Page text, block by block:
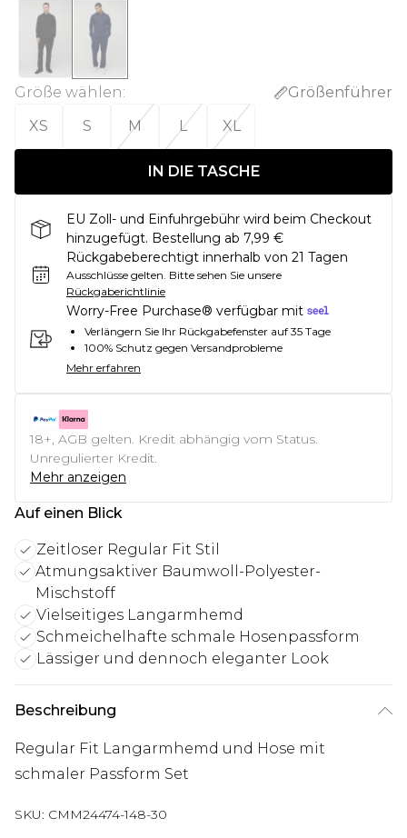
Größe wählen:
Größenführer
XS
S M L XL
IN DIE TASCHE
EU Zoll- und Einfuhrgebühr wird beim Checkout
hinzugefügt. Bestellung ab 7,99 €
Rückgabeberechtigt innerhalb von 21 Tagen
Ausschlüsse gelten. Bitte sehen Sie unsere
Rückgaberichtlinie
Worry-Free Purchase® verfügbar mit
Verlängern Sie Ihr Rückgabefenster auf 35 Tage
100% Schutz gegen Versandprobleme
Mehr erfahren
18+, AGB gelten. Kredit abhängig vom Status.
Unregulierter Kredit.
Mehr anzeigen
Auf einen Blick
Zeitloser Regular Fit Stil
Atmungsaktiver Baumwoll-Polyester-
Mischstoff
Vielseitiges Langarmhemd
Schmeichelhafte schmale Hosenpassform
Lässiger und dennoch eleganter Look
Beschreibung
Regular Fit Langarmhemd und Hose mit
schmaler Passform Set
SKU: CMM24474-148-30